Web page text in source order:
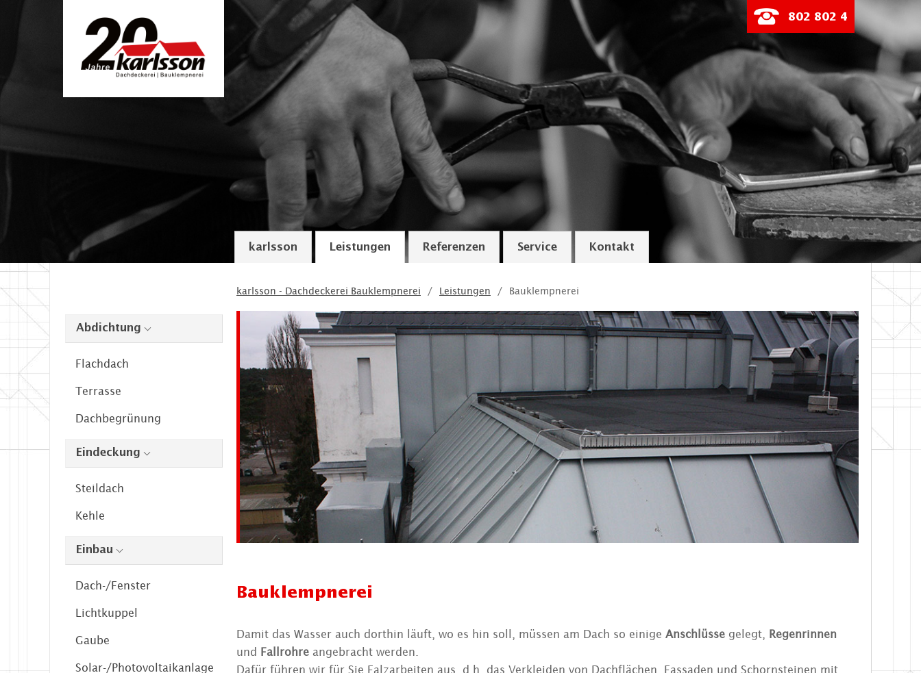
karlsson Leistungen Referenzen Service Kontakt
802 802 4
Abdichtung
Flachdach
Terrasse
Dachbegrünung
Eindeckung
Steildach
Kehle
Einbau
Dach-/Fenster
Lichtkuppel
Gaube
Solar-/Photovoltaikanlage
karlsson - Dachdeckerei Bauklempnerei Leistungen Bauklempnerei
Bauklempnerei
Damit das Wasser auch dorthin läuft, wo es hin soll, müssen am Dach so einige Anschlüsse gelegt, Regenrinnen
und Fallrohre angebracht werden.
Dafür führen wir für Sie Falzarbeiten aus, d.h. das Verkleiden von Dachflächen, Fassaden und Schornsteinen mit